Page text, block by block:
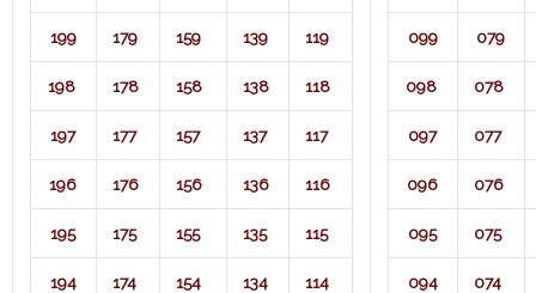
199 179 159 139 119
198 178 158 138 118
197 177 157 137 117
196 176 156 136 116
195 175 155 135 115
194 174 154 134 114
099 079
098 078
097 077
096 076
095 075
094 074